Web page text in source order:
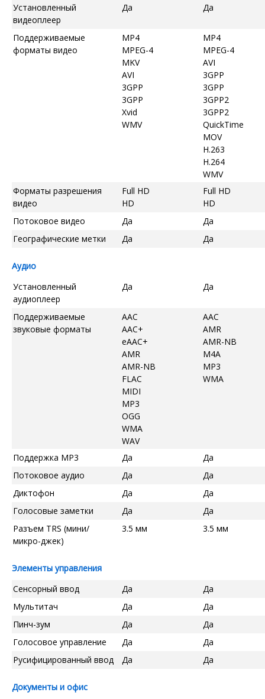
Установленный
видеоплеер
Да Да
Поддерживаемые
форматы видео
MP4
MPEG-4
MKV
AVI
3GPP
3GPP
Xvid
WMV
MP4
MPEG-4
AVI
3GPP
3GPP
3GPP2
3GPP2
QuickTime
MOV
H.263
H.264
WMV
Форматы разрешения
видео
Full HD
HD
Full HD
HD
Потоковое видео
Да
Да
Географические метки
Да Да
Аудио
Установленный
аудиоплеер
Да Да
Поддерживаемые
звуковые форматы
AAC
AAC+
eAAC+
AMR
AMR-NB
FLAC
MIDI
MP3
OGG
WMA
WAV
AAC
AMR
AMR-NB
M4A
MP3
WMA
Поддержка MP3 Да
Да
Потоковое аудио
Да
Да
Диктофон
Да
Да
Голосовые заметки
Да
Да
Разъем TRS (мини/
микро-джек)
3.5 мм 3.5 мм
Элементы управления
Сенсорный ввод
Да
Да
Мультитач
Да
Да
Пинч-зум
Да
Да
Голосовое управление
Да
Да
Русифицированный ввод
Да Да
Документы и офис